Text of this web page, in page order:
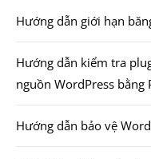
Hướng dẫn giới hạn
Hướng dẫn kiểm tra
nguồn WordPress bằng
Hướng dẫn bảo vệ